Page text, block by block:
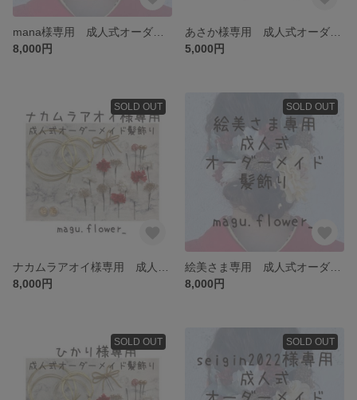
8,000円
5,000円
SOLD OUT
8,000円
SOLD OUT
8,000円
SOLD OUT SOLD OUT